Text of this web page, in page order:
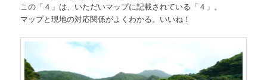
この「４」は、いただいマップに記載されている「４」。
マップと現地の対応関係がよくわかる。いいね！